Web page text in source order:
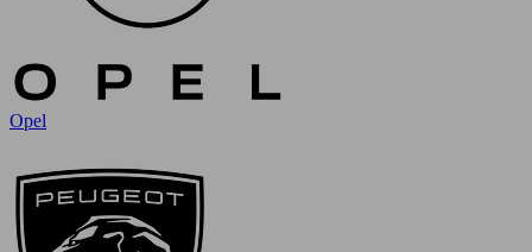
Opel